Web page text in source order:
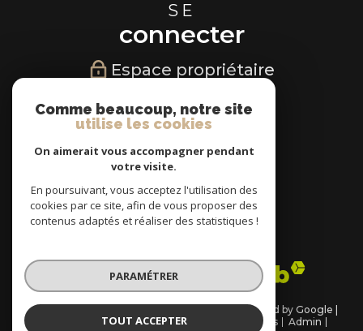
SE
connecter
Espace propriétaire
NOUS
suivre
NOUS
adhérons
© 2026 | Tous droits réservés | Traduction powered by Google |
Nos honoraires Mentions légales
Admin
Comme beaucoup, notre site
utilise les cookies
On aimerait vous accompagner pendant
votre visite.
En poursuivant, vous acceptez l'utilisation des
cookies par ce site, afin de vous proposer des
contenus adaptés et réaliser des statistiques !
PARAMÉTRER
TOUT ACCEPTER